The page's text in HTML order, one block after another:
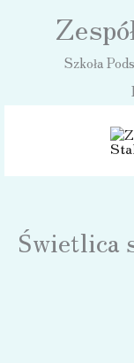
Szkoła
Świetlica